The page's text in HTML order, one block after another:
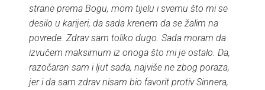
strane prema Bogu, mom tijelu i svemu što mi se
desilo u karijeri, da sada krenem da se žalim na
povrede. Zdrav sam toliko dugo. Sada moram da
izvučem maksimum iz onoga što mi je ostalo. Da,
razočaran sam i ljut sada, najviše ne zbog poraza,
jer i da sam zdrav nisam bio favorit protiv Sinnera,